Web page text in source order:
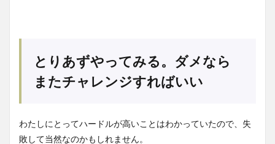
とりあずやってみる。ダメなら
またチャレンジすればいい
わたしにとってハードルが高いことはわかっていたので、失
敗して当然なのかもしれません。